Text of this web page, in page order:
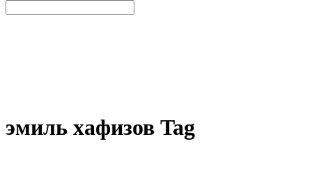
эмиль хафизов Tag